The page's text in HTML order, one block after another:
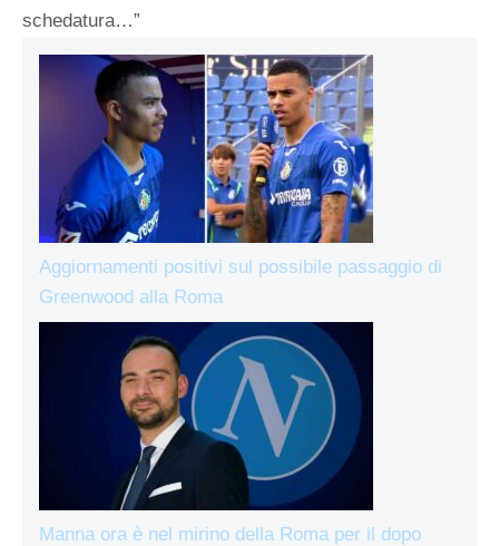
schedatura…”
Aggiornamenti positivi sul possibile passaggio di
Greenwood alla Roma
Manna ora è nel mirino della Roma per il dopo